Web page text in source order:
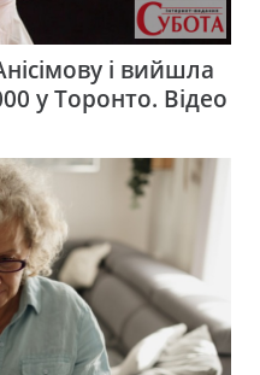
і вийшла
у Торонто. Відео